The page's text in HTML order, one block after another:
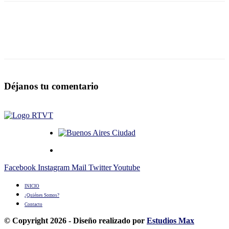
Déjanos tu comentario
Facebook Instagram Mail TwitterYoutube
INICIO
¿Quiénes Somos?
Contacto
© Copyright 2026 - Diseño realizado por Estudios Max